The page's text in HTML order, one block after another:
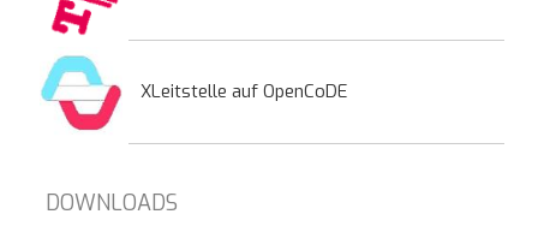
XLeitstelle auf OpenCoDE
DOWNLOADS